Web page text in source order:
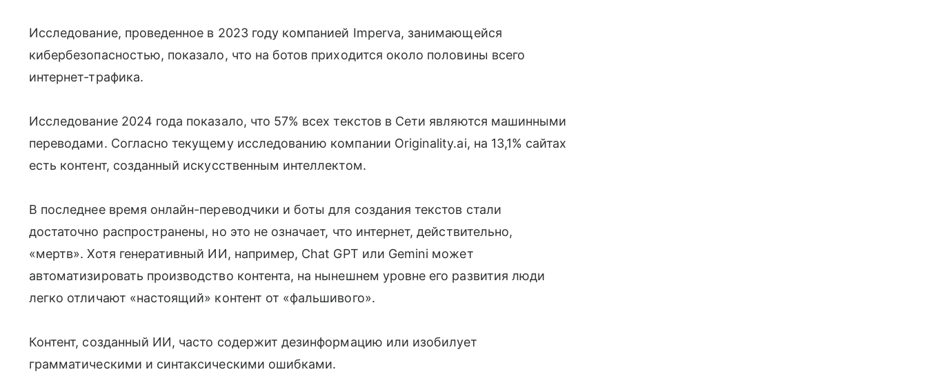
Исследование, проведенное в 2023 году компанией Imperva, занимающейся
кибербезопасностью, показало, что на ботов приходится около половины всего
интернет-трафика.
Исследование 2024 года показало, что 57% всех текстов в Сети являются машинными
переводами. Согласно текущему исследованию компании Originality.ai, на 13,1% сайтах
есть контент, созданный искусственным интеллектом.
В последнее время онлайн-переводчики и боты для создания текстов стали
достаточно распространены, но это не означает, что интернет, действительно,
«мертв». Хотя генеративный ИИ, например, Chat GPT или Gemini может
автоматизировать производство контента, на нынешнем уровне его развития люди
легко отличают «настоящий» контент от «фальшивого».
Контент, созданный ИИ, часто содержит дезинформацию или изобилует
грамматическими и синтаксическими ошибками.